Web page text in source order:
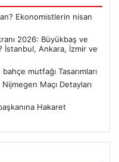
Ekonomistlerin nisan
2026: Büyükbaş ve
İstanbul, Ankara, İzmir ve
mutfağı Tasarımları
Maçı Detayları
Hakaret